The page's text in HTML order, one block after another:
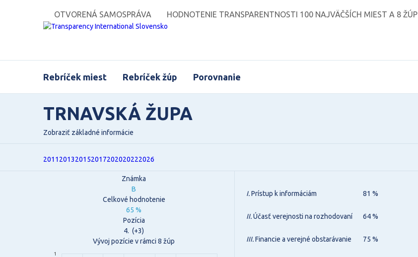
OTVORENÁ SAMOSPRÁVA HODNOTENIE TRANSPARENTNOSTI 100 NAJVÄČŠÍCH MIEST A 8 ŽÚP
Rebríček miest Rebríček žúp Porovnanie
TRNAVSKÁ ŽUPA
Zobraziť základné informácie
2011 201320152017202020222026
Známka
B
Celkové hodnotenie
65 %
Pozícia
4. (+3)
Vývoj pozície v rámci 8 žúp
1
I.Prístup k informáciám 81 %
II.Účasť verejnosti na rozhodovaní 64 %
III.Financie a verejné obstarávanie 75 %